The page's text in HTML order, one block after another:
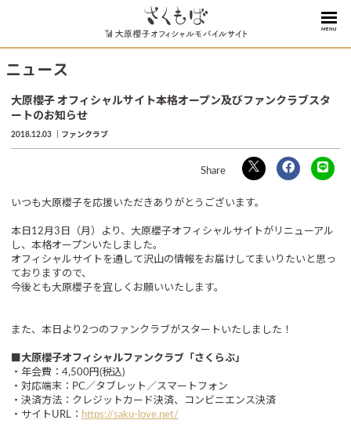
MENU
ニュース
大原櫻子 オフィシャルサイト本格オープン及びファンクラブスタ
ートのお知らせ
2018.12.03 ファンクラブ
いつも大原櫻子を応援いただきありがとうございます。
本日12月3日（月）より、大原櫻子オフィシャルサイトがリニューアル
し、本格オープンいたしました。
オフィシャルサイトを通して沢山の情報をお届けしてまいりたいと思っ
ておりますので、
今後とも大原櫻子を宜しくお願いいたします。
また、本日より2つのファンクラブがスタートいたしました！
■大原櫻子オフィシャルファンクラブ「さくらぶ」
・年会費：4,500円(税込)
・対応端末：PC／タブレット／スマートフォン
・決済方法：クレジットカード決済、コンビニエンス決済
・サイトURL： https://saku-love.net/